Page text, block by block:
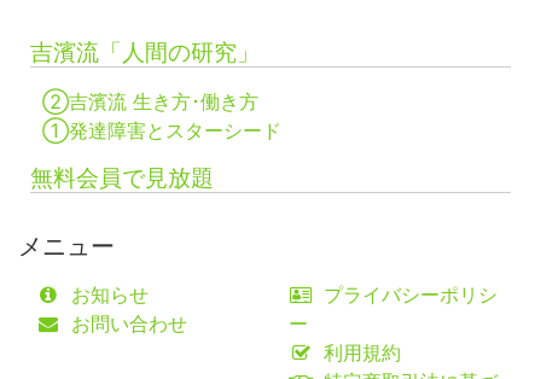
吉濱流「人間の研究」
②吉濱流 生き方･働き方
①発達障害とスターシード
無料会員で見放題
メニュー
お知らせ
お問い合わせ
プライバシーポリシ
ー
利用規約